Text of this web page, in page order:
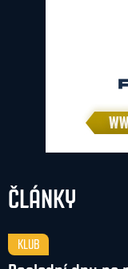
ČLÁNKY
KLUB